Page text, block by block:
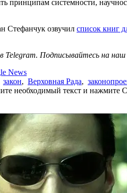
принципам системности,
Стефанчук озвучил список книг
в Telegram. Подписывайтесь на наш
News
закон, Верховная Рада,
необходимый текст и нажмите